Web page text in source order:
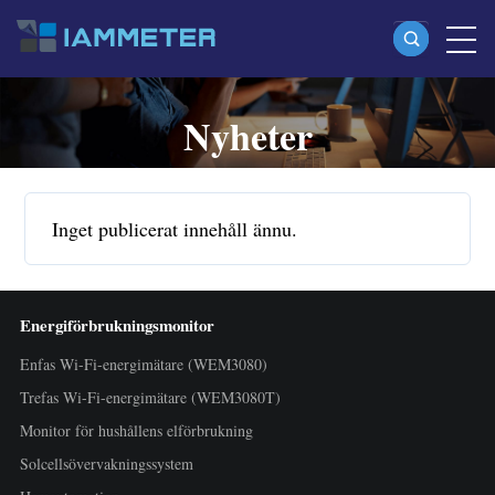
Produkter
Enfas Wi-Fi-energimätare (WEM3080)
Trefas Wi-Fi-energimätare (WEM3046T)
Trefas Wi-Fi-energimätare (WEM3050T)
WiFi-effektregulator
IAMMETER Cloud Pro
Self-hosting-tjänst
Nyheter
Inget publicerat innehåll ännu.
Energiförbrukningsmonitor
Enfas Wi-Fi-energimätare (WEM3080)
Trefas Wi-Fi-energimätare (WEM3080T)
Monitor för hushållens elförbrukning
Solcellsövervakningssystem